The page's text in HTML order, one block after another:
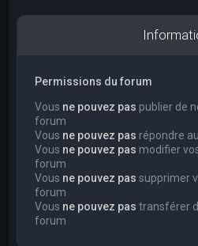
Permissions du forum
Vous ne pouvez pas publier de
forum
Vous ne pouvez pas répondre
Vous ne pouvez pas modifier
forum
Vous ne pouvez pas supprimer
forum
Vous ne pouvez pas transférer
forum